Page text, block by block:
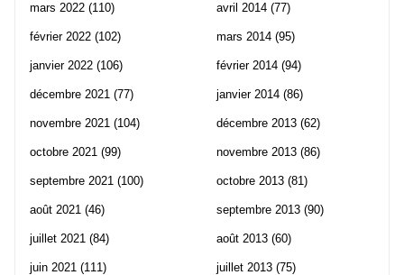
mars 2022 (110)
février 2022 (102)
janvier 2022 (106)
décembre 2021 (77)
novembre 2021 (104)
octobre 2021 (99)
septembre 2021 (100)
août 2021 (46)
juillet 2021 (84)
juin 2021 (111)
avril 2014 (77)
mars 2014 (95)
février 2014 (94)
janvier 2014 (86)
décembre 2013 (62)
novembre 2013 (86)
octobre 2013 (81)
septembre 2013 (90)
août 2013 (60)
juillet 2013 (75)